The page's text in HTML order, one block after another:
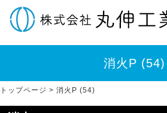
消火P (54)
トップページ > 消火P (54)